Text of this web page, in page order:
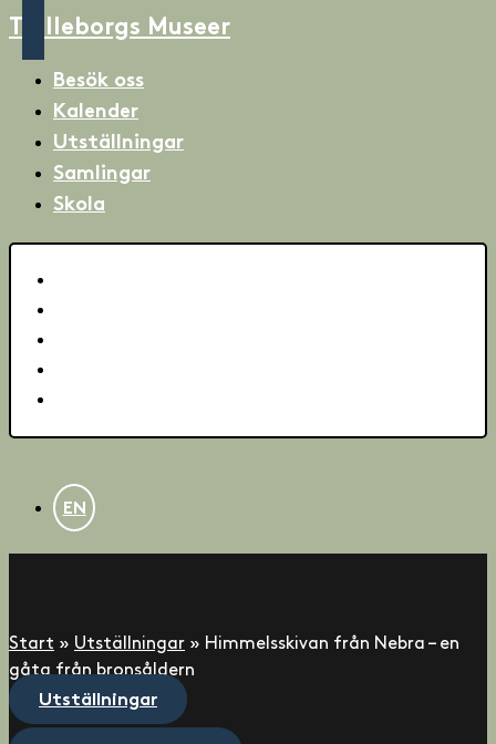
Trelleborgs Museer
Besök oss
Kalender
Utställningar
Samlingar
Skola
EN
Start » Utställningar » Himmelsskivan från Nebra – en
gåta från bronsåldern
Utställningar